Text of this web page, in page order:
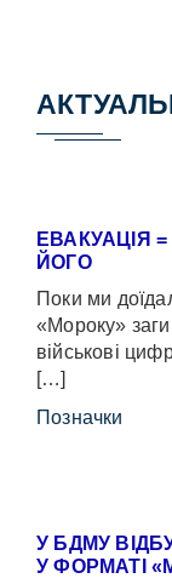
ЕВАКУАЦІЯ
ЙОГО
Поки ми
«Мороку»
військові
[…]
Позначки
У БДМУ
У ФОРМАТІ